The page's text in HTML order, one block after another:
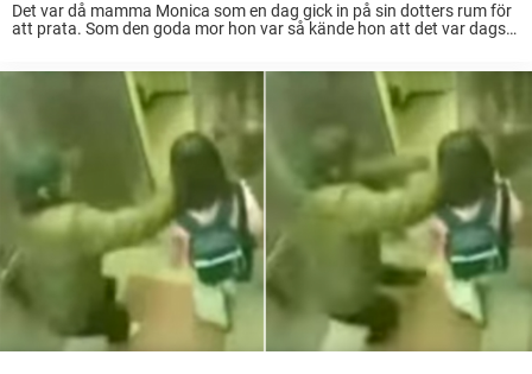
Det var då mamma Monica som en dag gick in på sin dotters rum för
att prata. Som den goda mor hon var så kände hon att det var dags